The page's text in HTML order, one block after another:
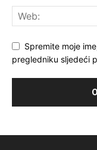
Spremite moje
pregledniku sljedeći